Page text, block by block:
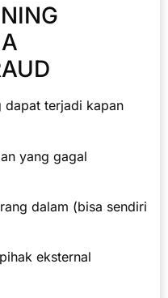
dapat terjadi kapan
yang gagal
dalam (bisa sendiri
eksternal